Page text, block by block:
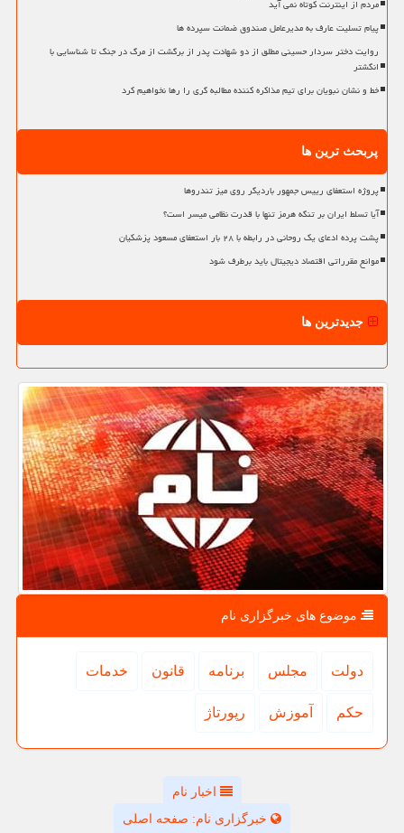
مردم از اینترنت کوتاه نمی آید
پیام تسلیت عارف به مدیرعامل صندوق ضمانت سپرده ها
روایت دختر سردار حسینی مطلق از دو شهادت پدر از برگشت از مرگ در جنگ تا شناسایی با
انگشتر
خط و نشان نبویان برای تیم مذاکره کننده مطالبه گری را رها نخواهیم کرد
پربحث ترین ها
پروژه استعفای رییس جمهور باردیگر روی میز تندروها
آیا تسلط ایران بر تنگه هرمز تنها با قدرت نظامی میسر است؟
پشت پرده ادعای یک روحانی در رابطه با ۲۸ بار استعفای مسعود پزشکیان
موانع مقرراتی اقتصاد دیجیتال باید برطرف شود
جدیدترین ها
موضوع های خبرگزاری نام
دولت مجلس برنامه قانون خدمات
حكم آموزش رپورتاژ
اخبار نام
خبرگزاری نام: صفحه اصلی